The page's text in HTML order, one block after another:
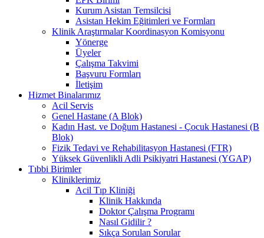
Kurum Asistan Temsilcisi
Asistan Hekim Eğitimleri ve Formları
Klinik Araştırmalar Koordinasyon Komisyonu
Yönerge
Üyeler
Çalışma Takvimi
Başvuru Formları
İletişim
Hizmet Binalarımız
Acil Servis
Genel Hastane (A Blok)
Kadın Hast. ve Doğum Hastanesi - Çocuk Hastanesi (B
Blok)
Fizik Tedavi ve Rehabilitasyon Hastanesi (FTR)
Yüksek Güvenlikli Adli Psikiyatri Hastanesi (YGAP)
Tıbbi Birimler
Kliniklerimiz
Acil Tıp Kliniği
Klinik Hakkında
Doktor Çalışma Programı
Nasıl Gidilir ?
Sıkça Sorulan Sorular